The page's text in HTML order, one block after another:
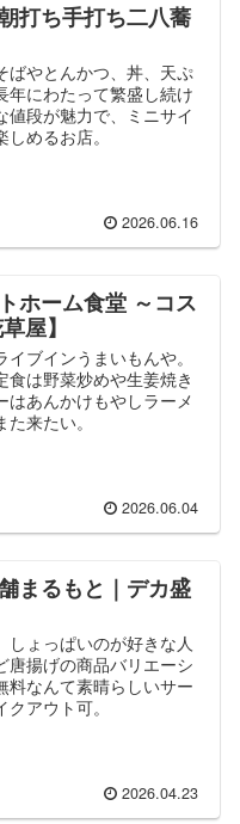
打ち手打ち二八蕎
ばやとんかつ、丼、天ぷ
年にわたって繁盛し続け
値段が魅力で、ミニサイ
めるお店。
2026.06.16
ホーム食堂 ～コス
屋】
ブインうまいもんや。
は野菜炒めや生姜焼き
はあんかけもやしラーメ
来たい。
2026.06.04
まるもと｜デカ盛
ょっぱいのが好きな人
唐揚げの商品バリエーシ
料なんて素晴らしいサー
アウト可。
2026.04.23